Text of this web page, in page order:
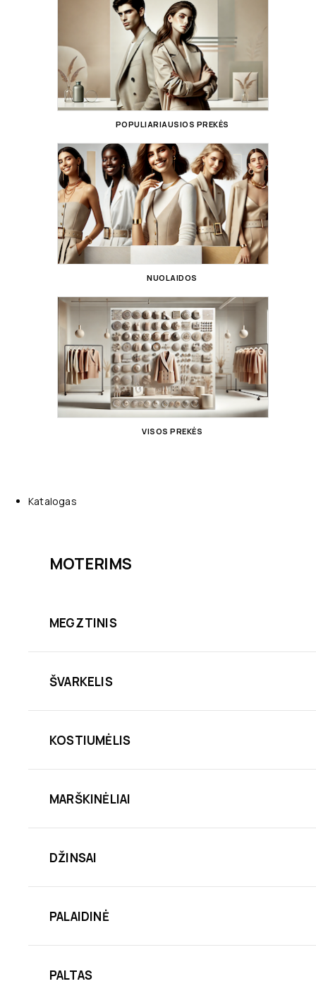
POPULIARIAUSIOS PREKĖS
NUOLAIDOS
VISOS PREKĖS
Katalogas
MOTERIMS
MEGZTINIS
ŠVARKELIS
KOSTIUMĖLIS
MARŠKINĖLIAI
DŽINSAI
PALAIDINĖ
PALTAS